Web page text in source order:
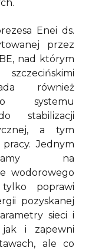
Enei ds.
przez
nad którym
również
systemu
stabilizacji
a tym
Jednym
na
wodorowego
poprawi
pozyskanej
sieci i
jak i zapewni
ale co